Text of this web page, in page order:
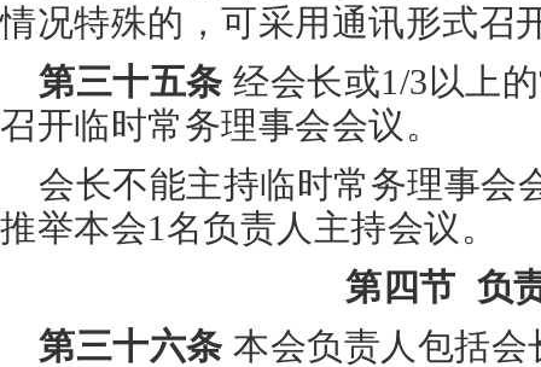
情况特殊的，可采用通讯形式召
第三十五条经会长或1/3以上
召开临时常务理事会会议。
会长不能主持临时常务理事会
推举本会1名负责人主持会议。
第四节 负
第三十六条本会负责人包括会